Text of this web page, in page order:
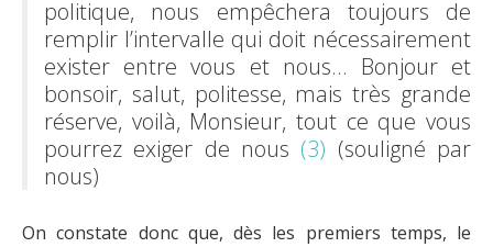
politique, nous empêchera toujours de
remplir l’intervalle qui doit nécessairement
exister entre vous et nous... Bonjour et
bonsoir, salut, politesse, mais très grande
réserve, voilà, Monsieur, tout ce que vous
pourrez exiger de nous (3) (souligné par
nous)
On constate donc que, dès les premiers temps, le